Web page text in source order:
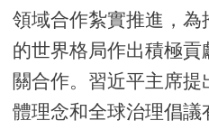
領域合作紮實推進，
的世界格局作出積極
關合作。習近平主席
體理念和全球治理倡